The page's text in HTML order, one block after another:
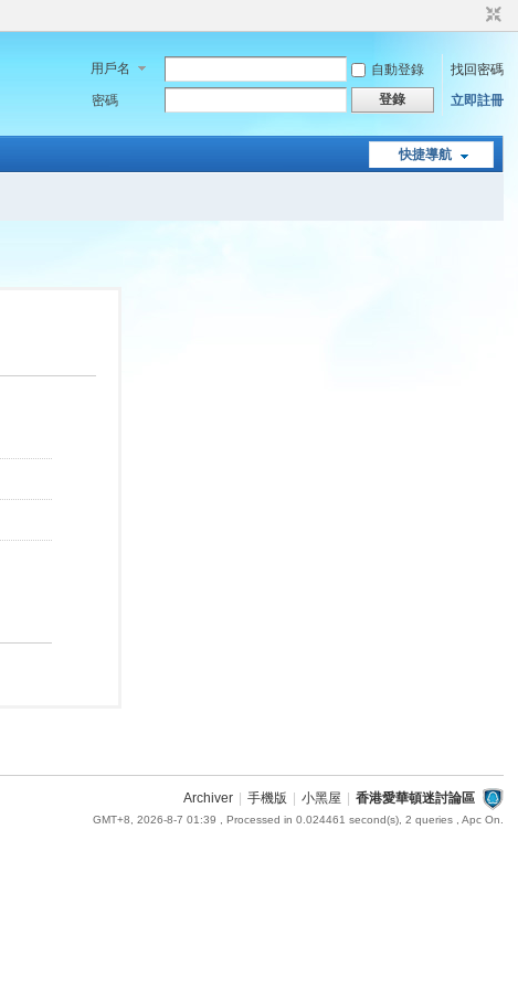
用戶名 自動登錄
找回密碼
密碼
登錄 立即註冊
快捷導航
Archiver 手機版 小黑屋 香港愛華頓迷討論區
GMT+8, 2026-8-7 01:39 , Processed in 0.024461 second(s), 2 queries , Apc On.